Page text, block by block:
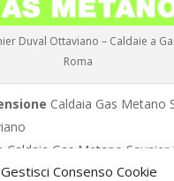
Gestisci Consenso Cookie
Duval Ottaviano – Caldaie a
Roma
Caldaia Gas Metano
Caldaia Gas Metano Saunier